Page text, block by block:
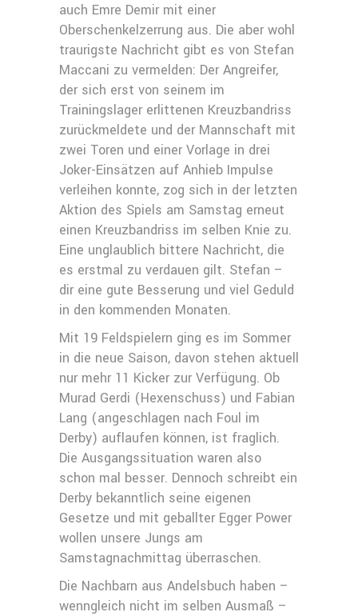
auch Emre Demir mit einer
Oberschenkelzerrung aus. Die aber wohl
traurigste Nachricht gibt es von Stefan
Maccani zu vermelden: Der Angreifer,
der sich erst von seinem im
Trainingslager erlittenen Kreuzbandriss
zurückmeldete und der Mannschaft mit
zwei Toren und einer Vorlage in drei
Joker-Einsätzen auf Anhieb Impulse
verleihen konnte, zog sich in der letzten
Aktion des Spiels am Samstag erneut
einen Kreuzbandriss im selben Knie zu.
Eine unglaublich bittere Nachricht, die
es erstmal zu verdauen gilt. Stefan –
dir eine gute Besserung und viel Geduld
in den kommenden Monaten.
Mit 19 Feldspielern ging es im Sommer
in die neue Saison, davon stehen aktuell
nur mehr 11 Kicker zur Verfügung. Ob
Murad Gerdi (Hexenschuss) und Fabian
Lang (angeschlagen nach Foul im
Derby) auflaufen können, ist fraglich.
Die Ausgangssituation waren also
schon mal besser. Dennoch schreibt ein
Derby bekanntlich seine eigenen
Gesetze und mit geballter Egger Power
wollen unsere Jungs am
Samstagnachmittag überraschen.
Die Nachbarn aus Andelsbuch haben –
wenngleich nicht im selben Ausmaß –